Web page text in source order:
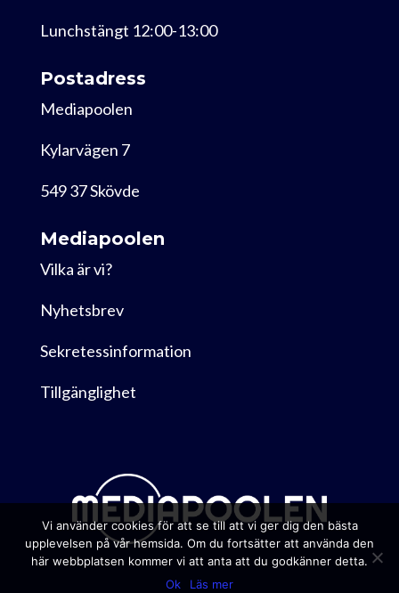
Lunchstängt 12:00-13:00
Postadress
Mediapoolen
Kylarvägen 7
549 37 Skövde
Mediapoolen
Vilka är vi?
Nyhetsbrev
Sekretessinformation
Tillgänglighet
Vi använder cookies för att se till att vi ger dig den bästa
upplevelsen på vår hemsida. Om du fortsätter att använda den
här webbplatsen kommer vi att anta att du godkänner detta.
Ok
Läs mer